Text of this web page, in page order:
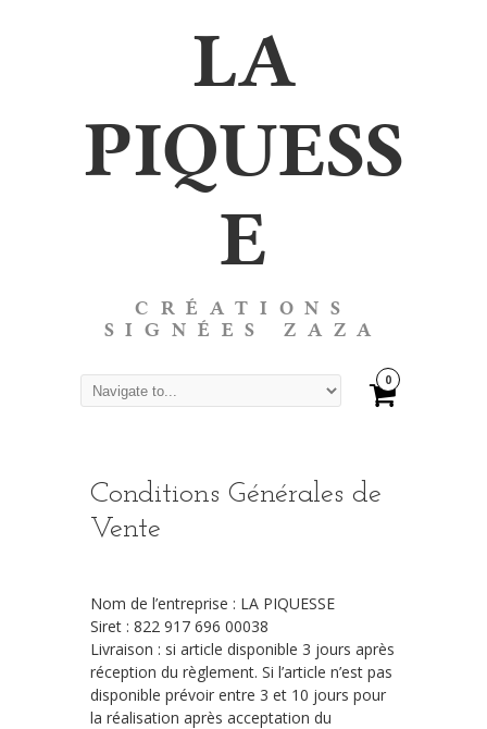
LA
PIQUESS
E
CRÉATIONS
SIGNÉES ZAZA
0
Conditions Générales de
Vente
Nom de l’entreprise : LA PIQUESSE
Siret : 822 917 696 00038
Livraison : si article disponible 3 jours après
réception du règlement. Si l’article n’est pas
disponible prévoir entre 3 et 10 jours pour
la réalisation après acceptation du